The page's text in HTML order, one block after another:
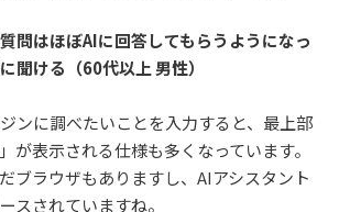
問はほぼAIに回答してもらうようになっ
聞ける（60代以上 男性）
ンに調べたいことを入力すると、最上部
が表示される仕様も多くなっています。
ブラウザもありますし、AIアシスタント
スされていますね。